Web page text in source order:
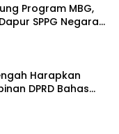
Program MBG,
SPPG Negara
Harapkan
DPRD Bahas
2027